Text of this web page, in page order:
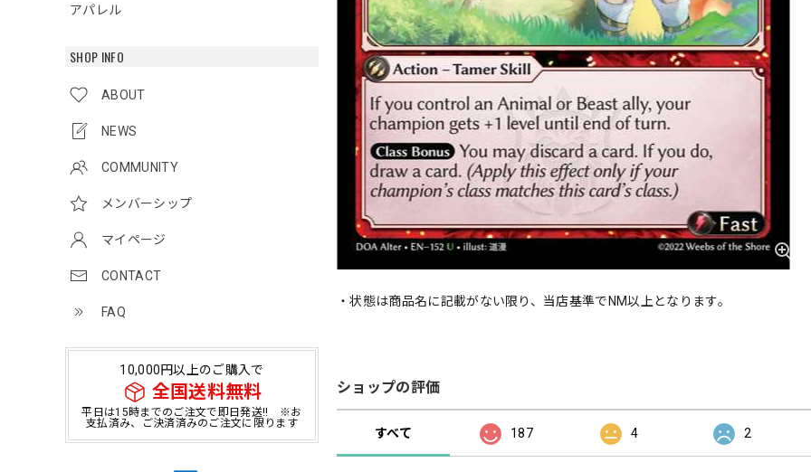
アパレル
SHOP INFO
ABOUT
NEWS
COMMUNITY
メンバーシップ
マイページ
CONTACT
FAQ
10,000円以上のご購入で
全国送料無料
平日は15時までのご注文で即日発送!! ※お
支払済み、ご決済済みのご注文に限ります
・状態は商品名に記載がない限り、当店基準でNM以上となります。
ショップの評価
すべて 187 4 2